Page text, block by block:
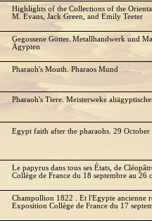
Highlights of the Collections of the
M. Evans, Jack Green, and Emily Teeter
Gegossene Götter. Metallhandwerk und
Ägypten
Pharaoh's Mouth. Pharaos Mund
Pharaoh's Tiere. Meisterweke
Egypt faith after the pharaohs. 29 October
Le papyrus dans tous ses États, de
Collège de France du 18 septembre au 26
Champollion 1822 . Et l'Egypte ancienne
Exposition Collège de France du 17